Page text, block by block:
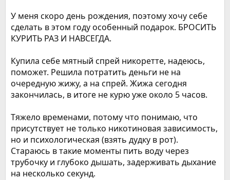
У меня скоро день рождения, поэтому хочу себе
сделать в этом году особенный подарок. БРОСИТЬ
КУРИТЬ РАЗ И НАВСЕГДА.
Купила себе мятный спрей никоретте, надеюсь,
поможет. Решила потратить деньги не на
очередную жижу, а на спрей. Жижа сегодня
закончилась, в итоге не курю уже около 5 часов.
Тяжело временами, потому что понимаю, что
присутствует не только никотиновая зависимость,
но и психологическая (взять дудку в рот).
Стараюсь в такие моменты пить воду через
трубочку и глубоко дышать, задерживать дыхание
на несколько секунд.